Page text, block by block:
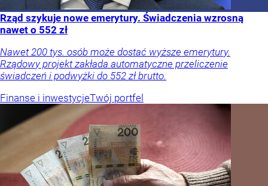
Rząd szykuje nowe emerytury. Świadczenia wzrosną
nawet o 552 zł
Nawet 200 tys. osób może dostać wyższe emerytury.
Rządowy projekt zakłada automatyczne przeliczenie
świadczeń i podwyżki do 552 zł brutto.
Finanse i inwestycjeTwój portfel